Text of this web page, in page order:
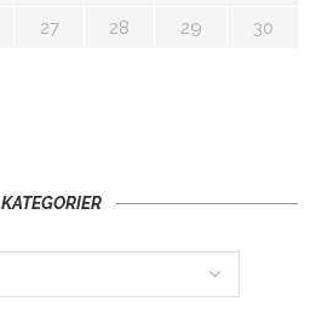
27 28 29
30
KATEGORIER